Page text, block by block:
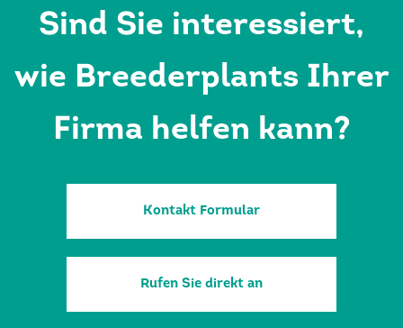
Sind Sie interessiert,
wie Breederplants Ihrer
Firma helfen kann?
Kontakt Formular
Rufen Sie direkt an